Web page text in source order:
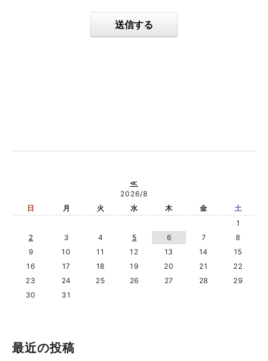
送信する
≪
2026/8
日
月 火 水 木 金
土
1
2
3 4 5 6 7
8
9
10 11 12 13 14
15
16
17 18 19 20 21
22
23
24 25 26 27 28
29
30
31
最近の投稿